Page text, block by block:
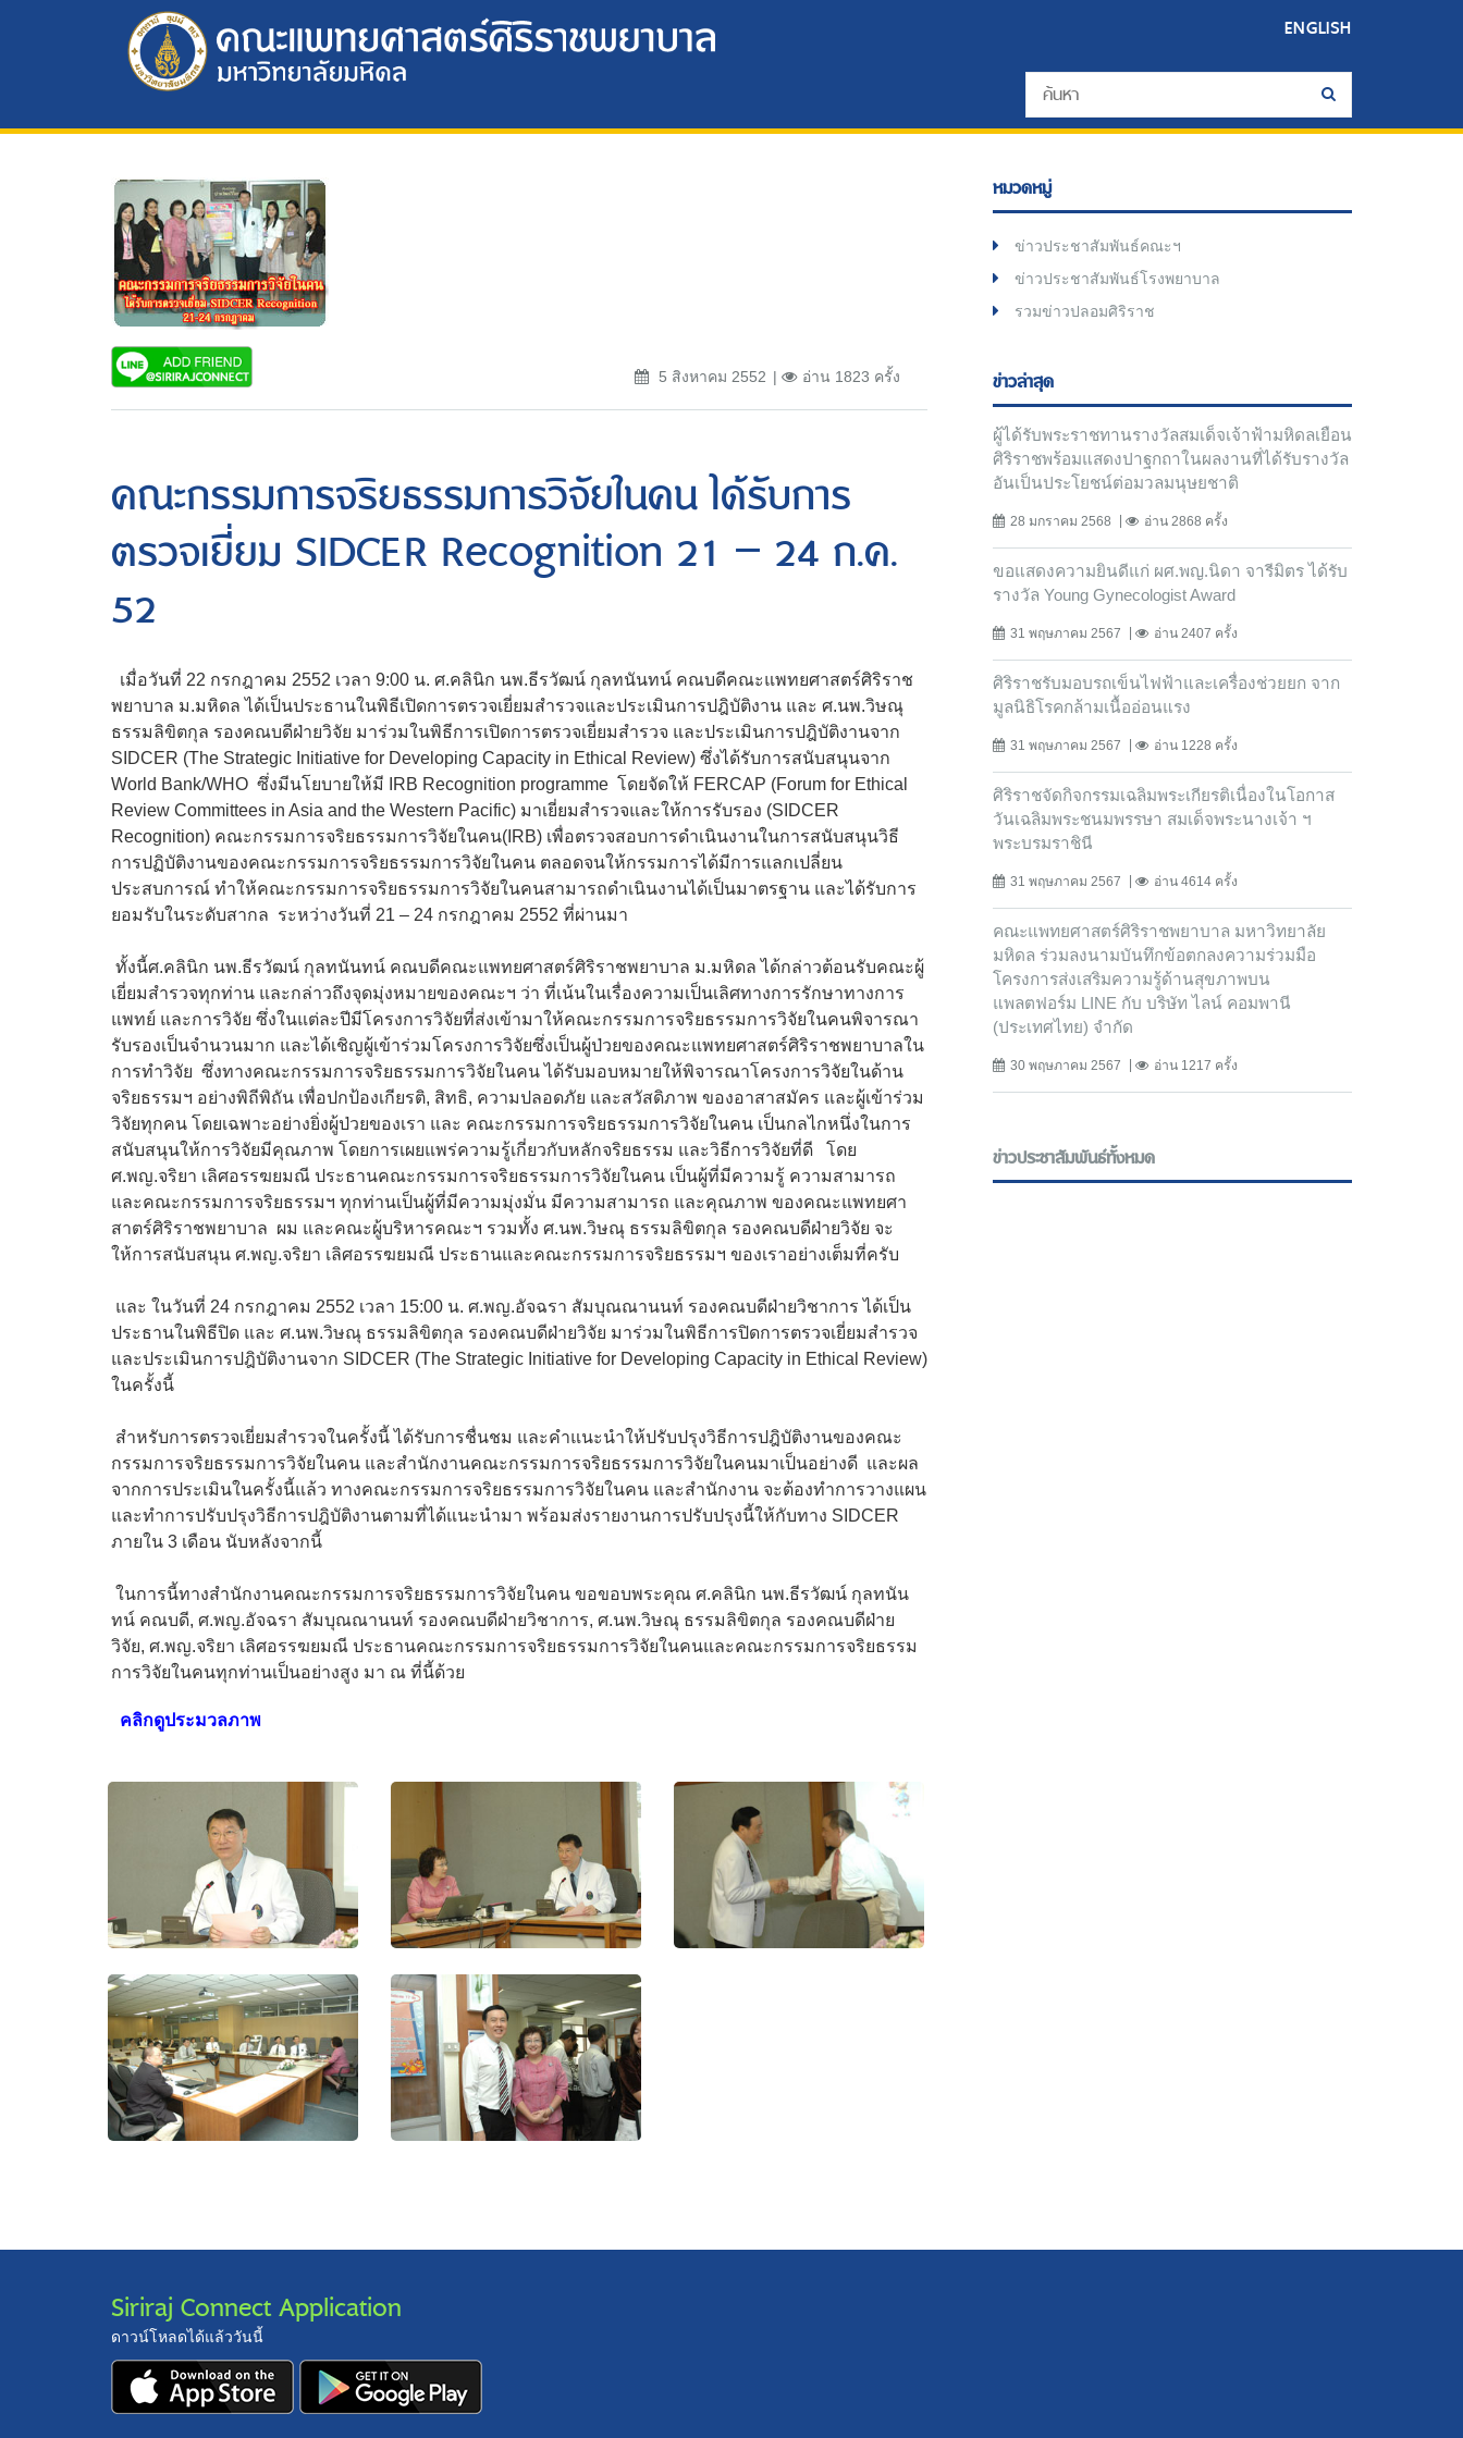
ENGLISH
5 สิงหาคม 2552 อ่าน 1823 ครั้ง
คณะกรรมการจริยธรรมการวิจัยในคน ได้รับการ
ตรวจเยี่ยม SIDCER Recognition 21 – 24 ก.ค.
52
เมื่อวันที่ 22 กรกฎาคม 2552 เวลา 9:00 น. ศ.คลินิก นพ.ธีรวัฒน์ กุลทนันทน์ คณบดีคณะแพทยศาสตร์ศิริราช
พยาบาล ม.มหิดล ได้เป็นประธานในพิธีเปิดการตรวจเยี่ยมสำรวจและประเมินการปฎิบัติงาน และ ศ.นพ.วิษณุ
ธรรมลิขิตกุล รองคณบดีฝ่ายวิจัย มาร่วมในพิธีการเปิดการตรวจเยี่ยมสำรวจ และประเมินการปฎิบัติงานจาก
SIDCER (The Strategic Initiative for Developing Capacity in Ethical Review) ซึ่งได้รับการสนับสนุนจาก
World Bank/WHO ซึ่งมีนโยบายให้มี IRB Recognition programme โดยจัดให้ FERCAP (Forum for Ethical
Review Committees in Asia and the Western Pacific) มาเยี่ยมสำรวจและให้การรับรอง (SIDCER
Recognition) คณะกรรมการจริยธรรมการวิจัยในคน(IRB) เพื่อตรวจสอบการดำเนินงานในการสนับสนุนวิธี
การปฏิบัติงานของคณะกรรมการจริยธรรมการวิจัยในคน ตลอดจนให้กรรมการได้มีการแลกเปลี่ยน
ประสบการณ์ ทำให้คณะกรรมการจริยธรรมการวิจัยในคนสามารถดำเนินงานได้เป็นมาตรฐาน และได้รับการ
ยอมรับในระดับสากล ระหว่างวันที่ 21 – 24 กรกฎาคม 2552 ที่ผ่านมา
ทั้งนี้ศ.คลินิก นพ.ธีรวัฒน์ กุลทนันทน์ คณบดีคณะแพทยศาสตร์ศิริราชพยาบาล ม.มหิดล ได้กล่าวต้อนรับคณะผู้
เยี่ยมสำรวจทุกท่าน และกล่าวถึงจุดมุ่งหมายของคณะฯ ว่า ที่เน้นในเรื่องความเป็นเลิศทางการรักษาทางการ
แพทย์ และการวิจัย ซึ่งในแต่ละปีมีโครงการวิจัยที่ส่งเข้ามาให้คณะกรรมการจริยธรรมการวิจัยในคนพิจารณา
รับรองเป็นจำนวนมาก และได้เชิญผู้เข้าร่วมโครงการวิจัยซึ่งเป็นผู้ป่วยของคณะแพทยศาสตร์ศิริราชพยาบาลใน
การทำวิจัย ซึ่งทางคณะกรรมการจริยธรรมการวิจัยในคน ได้รับมอบหมายให้พิจารณาโครงการวิจัยในด้าน
จริยธรรมฯ อย่างพิถีพิถัน เพื่อปกป้องเกียรติ, สิทธิ, ความปลอดภัย และสวัสดิภาพ ของอาสาสมัคร และผู้เข้าร่วม
วิจัยทุกคน โดยเฉพาะอย่างยิ่งผู้ป่วยของเรา และ คณะกรรมการจริยธรรมการวิจัยในคน เป็นกลไกหนึ่งในการ
สนับสนุนให้การวิจัยมีคุณภาพ โดยการเผยแพร่ความรู้เกี่ยวกับหลักจริยธรรม และวิธีการวิจัยที่ดี โดย
ศ.พญ.จริยา เลิศอรรฆยมณี ประธานคณะกรรมการจริยธรรมการวิจัยในคน เป็นผู้ที่มีความรู้ ความสามารถ
และคณะกรรมการจริยธรรมฯ ทุกท่านเป็นผู้ที่มีความมุ่งมั่น มีความสามารถ และคุณภาพ ของคณะแพทยศา
สาตร์ศิริราชพยาบาล ผม และคณะผู้บริหารคณะฯ รวมทั้ง ศ.นพ.วิษณุ ธรรมลิขิตกุล รองคณบดีฝ่ายวิจัย จะ
ให้การสนับสนุน ศ.พญ.จริยา เลิศอรรฆยมณี ประธานและคณะกรรมการจริยธรรมฯ ของเราอย่างเต็มที่ครับ
และ ในวันที่ 24 กรกฎาคม 2552 เวลา 15:00 น. ศ.พญ.อัจฉรา สัมบุณณานนท์ รองคณบดีฝ่ายวิชาการ ได้เป็น
ประธานในพิธีปิด และ ศ.นพ.วิษณุ ธรรมลิขิตกุล รองคณบดีฝ่ายวิจัย มาร่วมในพิธีการปิดการตรวจเยี่ยมสำรวจ
และประเมินการปฎิบัติงานจาก SIDCER (The Strategic Initiative for Developing Capacity in Ethical Review)
ในครั้งนี้
สำหรับการตรวจเยี่ยมสำรวจในครั้งนี้ ได้รับการชื่นชม และคำแนะนำให้ปรับปรุงวิธีการปฎิบัติงานของคณะ
กรรมการจริยธรรมการวิจัยในคน และสำนักงานคณะกรรมการจริยธรรมการวิจัยในคนมาเป็นอย่างดี และผล
จากการประเมินในครั้งนี้แล้ว ทางคณะกรรมการจริยธรรมการวิจัยในคน และสำนักงาน จะต้องทำการวางแผน
และทำการปรับปรุงวิธีการปฎิบัติงานตามที่ได้แนะนำมา พร้อมส่งรายงานการปรับปรุงนี้ให้กับทาง SIDCER
ภายใน 3 เดือน นับหลังจากนี้
ในการนี้ทางสำนักงานคณะกรรมการจริยธรรมการวิจัยในคน ขอขอบพระคุณ ศ.คลินิก นพ.ธีรวัฒน์ กุลทนัน
ทน์ คณบดี, ศ.พญ.อัจฉรา สัมบุณณานนท์ รองคณบดีฝ่ายวิชาการ, ศ.นพ.วิษณุ ธรรมลิขิตกุล รองคณบดีฝ่าย
วิจัย, ศ.พญ.จริยา เลิศอรรฆยมณี ประธานคณะกรรมการจริยธรรมการวิจัยในคนและคณะกรรมการจริยธรรม
การวิจัยในคนทุกท่านเป็นอย่างสูง มา ณ ที่นี้ด้วย
คลิกดูประมวลภาพ
หมวดหมู่
ข่าวประชาสัมพันธ์คณะฯ
ข่าวประชาสัมพันธ์โรงพยาบาล
รวมข่าวปลอมศิริราช
ข่าวล่าสุด
ผู้ได้รับพระราชทานรางวัลสมเด็จเจ้าฟ้ามหิดลเยือน
ศิริราชพร้อมแสดงปาฐกถาในผลงานที่ได้รับรางวัล
อันเป็นประโยชน์ต่อมวลมนุษยชาติ
28 มกราคม 2568 อ่าน 2868 ครั้ง
ขอแสดงความยินดีแก่ ผศ.พญ.นิดา จารีมิตร ได้รับ
รางวัล Young Gynecologist Award
31 พฤษภาคม 2567 อ่าน 2407 ครั้ง
ศิริราชรับมอบรถเข็นไฟฟ้าและเครื่องช่วยยก จาก
มูลนิธิโรคกล้ามเนื้ออ่อนแรง
31 พฤษภาคม 2567 อ่าน 1228 ครั้ง
ศิริราชจัดกิจกรรมเฉลิมพระเกียรติเนื่องในโอกาส
วันเฉลิมพระชนมพรรษา สมเด็จพระนางเจ้า ฯ
พระบรมราชินี
31 พฤษภาคม 2567 อ่าน 4614 ครั้ง
คณะแพทยศาสตร์ศิริราชพยาบาล มหาวิทยาลัย
มหิดล ร่วมลงนามบันทึกข้อตกลงความร่วมมือ
โครงการส่งเสริมความรู้ด้านสุขภาพบน
แพลตฟอร์ม LINE กับ บริษัท ไลน์ คอมพานี
(ประเทศไทย) จํากัด
30 พฤษภาคม 2567 อ่าน 1217 ครั้ง
ข่าวประชาสัมพันธ์ทั้งหมด
Siriraj Connect Application
ดาวน์โหลดได้แล้ววันนี้